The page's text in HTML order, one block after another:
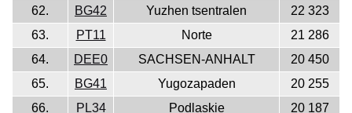
62.
BG42 Yuzhen tsentralen
22 323
63.
PT11 Norte
21 286
64.
DEE0 SACHSEN-ANHALT
20 450
65.
BG41 Yugozapaden
20 255
66.
PL34 Podlaskie 20 187